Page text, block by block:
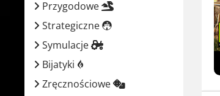
Przygodowe
Strategiczne
Symulacje
Bijatyki
Zręcznościowe